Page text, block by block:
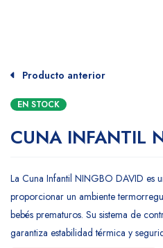
Producto anterior
EN STOCK
CUNA INFANTIL
La Cuna Infantil NINGBO DAVID es
proporcionar un ambiente
bebés prematuros. Su sistema de
garantiza estabilidad térmica y